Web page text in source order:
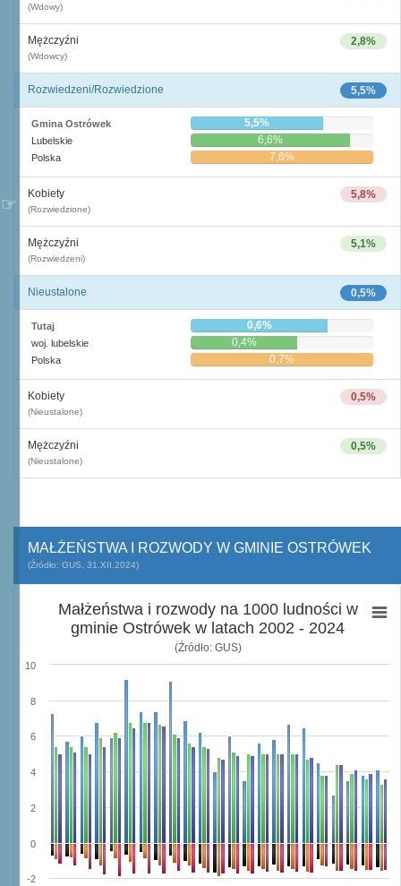
(Wdowy)
2,8%
Mężczyźni
(Wdowcy)
5,5%
Rozwiedzeni/Rozwiedzione
Gmina Ostrówek 5,5%
Lubelskie 6,6%
Polska 7,6%
5,8%
Kobiety
(Rozwiedzione)
5,1%
Mężczyźni
(Rozwiedzeni)
0,5%
Nieustalone
Tutaj 0,6%
woj. lubelskie 0,4%
Polska 0,7%
0,5%
Kobiety
(Nieustalone)
0,5%
Mężczyźni
(Nieustalone)
MAŁŻEŃSTWA I ROZWODY W GMINIE OSTRÓWEK
(Źródło: GUS, 31.XII.2024)
Małżeństwa i rozwody na 1000 ludności w
gminie Ostrówek w latach 2002 - 2024
(Źródło: GUS)
-2
0
2
4
6
8
10